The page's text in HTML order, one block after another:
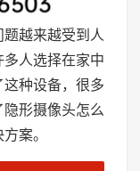
越来越受到人
人选择在家中
种设备，很多
形摄像头怎么
案。